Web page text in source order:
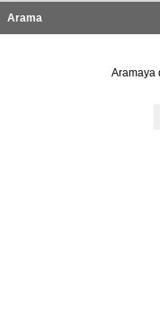
Arama
Aramaya